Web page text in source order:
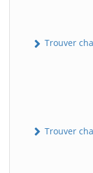
Trouver
Trouver